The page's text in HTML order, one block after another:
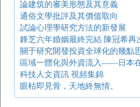
論建筑的審美形態及其意義
通俗文學批評及其價值取向
試論心理學研究方法的新發展
鋒芝六年婚姻最終完結 陳冠希再
關于研究開發投資全球化的幾點
區域一體化與外資流入——日本
科技人文資訊 視頻集錦
眼枯即見骨，天地終無情。